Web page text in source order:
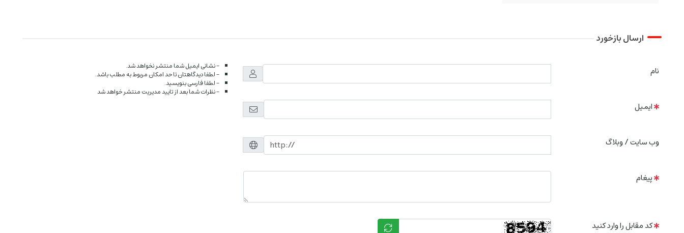
ارسال بازخورد
نام
ایمیل
وب سایت / وبلاگ
پیغام
کد مقابل را وارد کنید
- نشانی ایمیل شما منتشر نخواهد شد.
- لطفا دیدگاهتان تا حد امکان مربوط به مطلب باشد.
- لطفا فارسی بنویسید.
- نظرات شما بعد از تایید مدیریت منتشر خواهد شد